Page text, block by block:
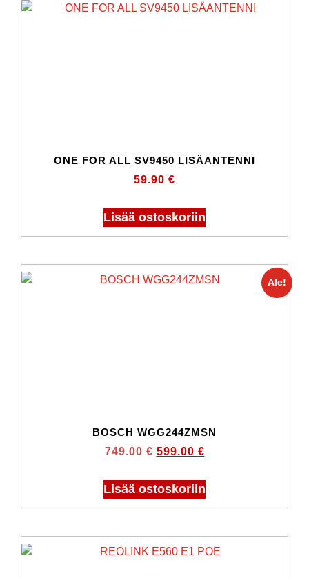
ONE FOR ALL SV9450 LISÄANTENNI
59.90 €
Lisää ostoskoriin
Ale!
BOSCH WGG244ZMSN
749.00 € 599.00 €
Lisää ostoskoriin